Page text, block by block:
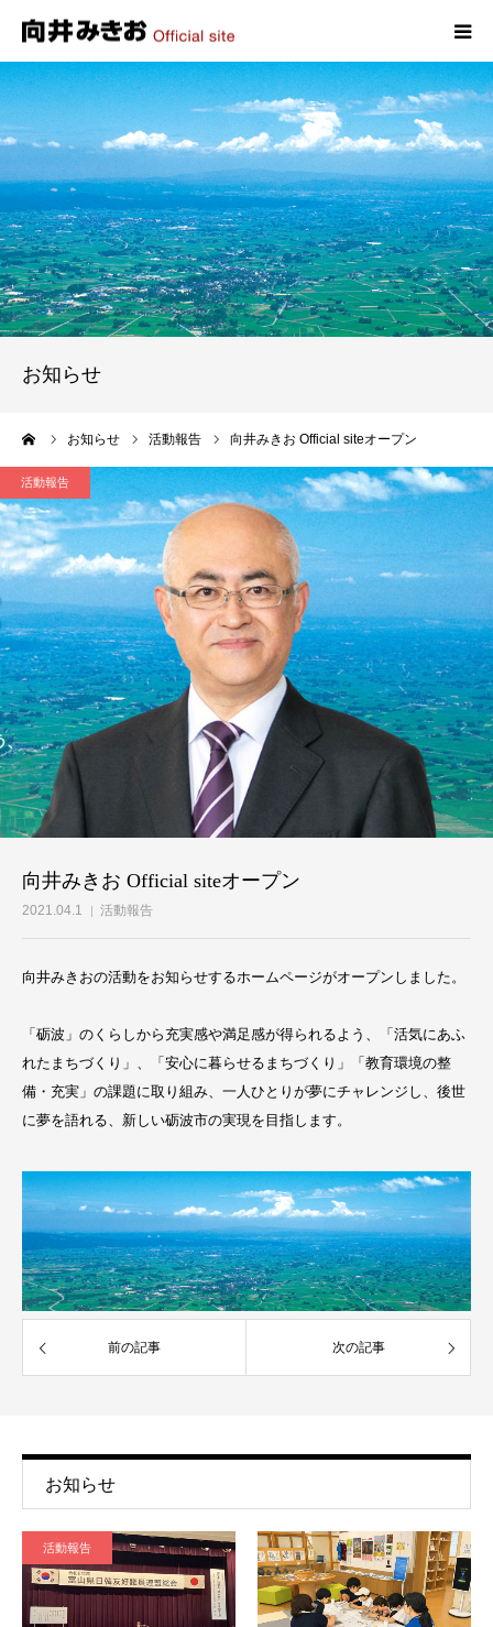
お知らせ
お知らせ 活動報告 向井みきお Official siteオープン
活動報告
向井みきお Official siteオープン
2021.04.1 活動報告
向井みきおの活動をお知らせするホームページがオープンしました。
「砺波」のくらしから充実感や満足感が得られるよう、「活気にあふ
れたまちづくり」、「安心に暮らせるまちづくり」「教育環境の整
備・充実」の課題に取り組み、一人ひとりが夢にチャレンジし、後世
に夢を語れる、新しい砺波市の実現を目指します。
前の記事 次の記事
お知らせ
活動報告
HOME
プロフィール
政策
活動報告